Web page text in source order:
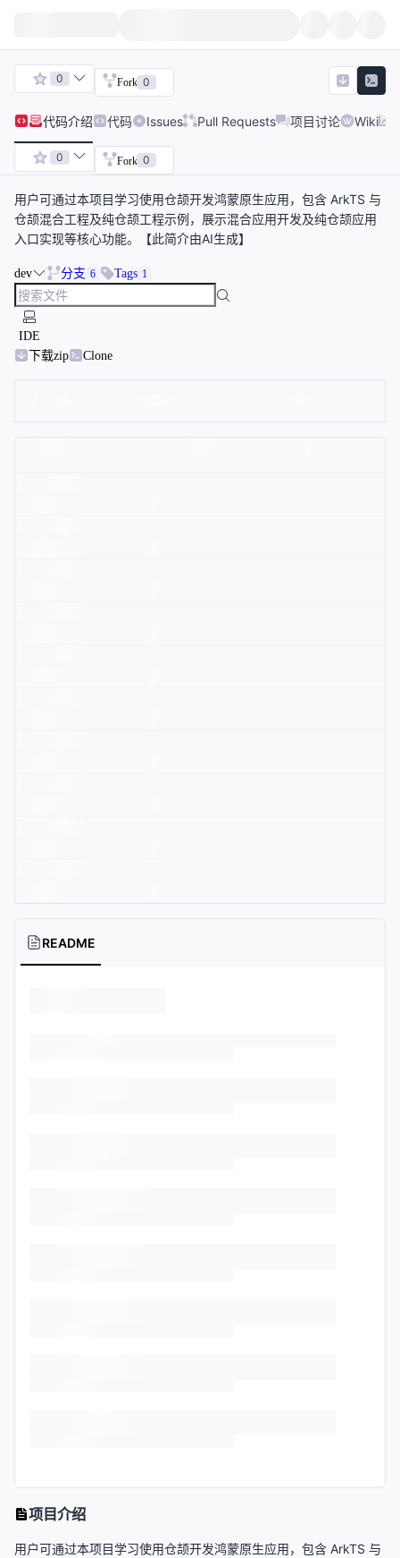
0 Fork 0
代码介绍 代码 Issues Pull Requests 项目讨论 Wiki
0 Fork 0
用户可通过本项目学习使用仓颉开发鸿蒙原生应用，包含 ArkTS 与
仓颉混合工程及纯仓颉工程示例，展示混合应用开发及纯仓颉应用
入口实现等核心功能。【此简介由AI生成】
dev 分支 6 Tags 1
IDE
下载zip
Clone
README
项目介绍
用户可通过本项目学习使用仓颉开发鸿蒙原生应用，包含 ArkTS 与